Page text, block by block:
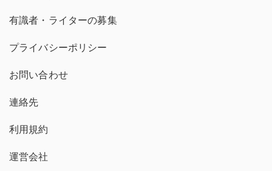
有識者・ライターの募集
プライバシーポリシー
お問い合わせ
連絡先
利用規約
運営会社